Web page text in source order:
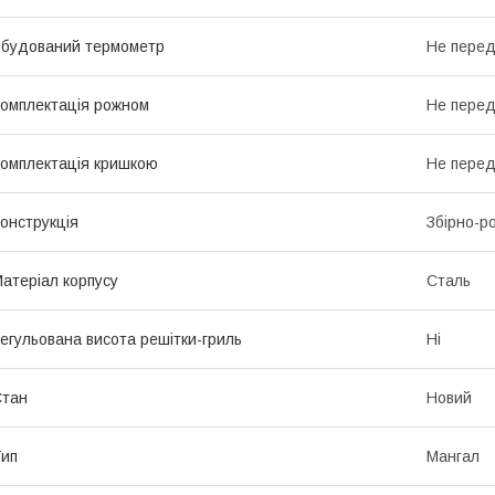
термометр Не
рожном Не
кришкою Не
Збірно-
корпусу Сталь
висота решітки-гриль Ні
Новий
Мангал